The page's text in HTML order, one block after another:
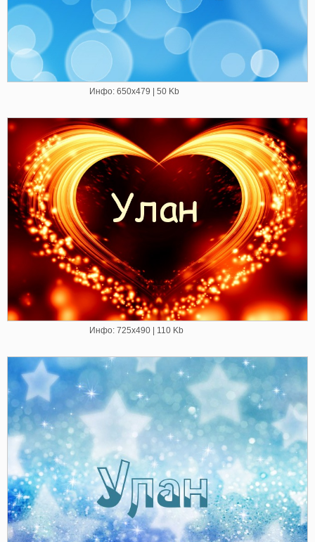
Инфо: 650х479 | 50 Kb
Инфо: 725х490 | 110 Kb